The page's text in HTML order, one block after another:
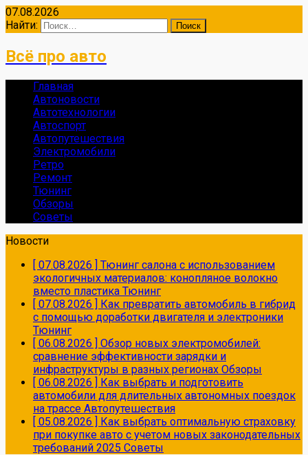
07.08.2026
Найти:
Всё про авто
Главная
Автоновости
Автотехнологии
Автоспорт
Автопутешествия
Электромобили
Ретро
Ремонт
Тюнинг
Обзоры
Советы
Новости
[ 07.08.2026 ] Тюнинг салона с использованием
экологичных материалов: конопляное волокно
вместо пластика Тюнинг
[ 07.08.2026 ] Как превратить автомобиль в гибрид
с помощью доработки двигателя и электроники
Тюнинг
[ 06.08.2026 ] Обзор новых электромобилей:
сравнение эффективности зарядки и
инфраструктуры в разных регионах Обзоры
[ 06.08.2026 ] Как выбрать и подготовить
автомобили для длительных автономных поездок
на трассе Автопутешествия
[ 05.08.2026 ] Как выбрать оптимальную страховку
при покупке авто с учетом новых законодательных
требований 2025 Советы